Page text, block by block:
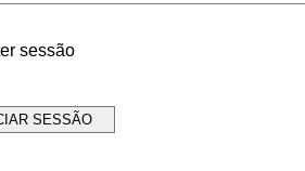
sessão